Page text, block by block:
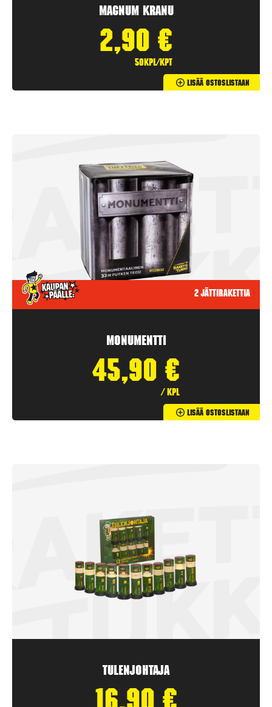
Magnum Kranu
2,90 €
50kpl/kpt
Lisää Ostoslistaan
2 jättirakettia
Monumentti
45,90 €
/ kpl
Lisää Ostoslistaan
Tulenjohtaja